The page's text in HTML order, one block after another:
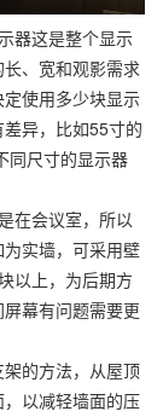
器这是整个显示
、宽和观影需求
使用多少块显示
异，比如55寸的
同尺寸的显示器
在会议室，所以
实墙，可采用壁
以上，为后期方
幕有问题需要更
的方法，从屋顶
以减轻墙面的压